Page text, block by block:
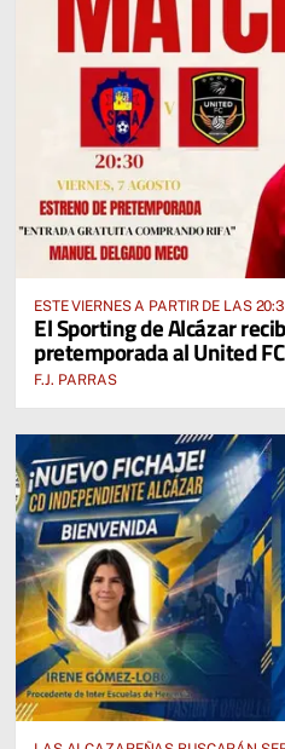
ESTE VIERNES A PARTIR DE LAS
“MANUEL DELGADO MECO”
El Sporting de Alcázar
pretemporada al United
F.J. PARRAS